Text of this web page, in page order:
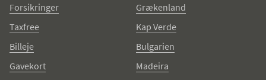
Forsikringer
Taxfree
Billeje
Gavekort
Grækenland
Kap Verde
Bulgarien
Madeira